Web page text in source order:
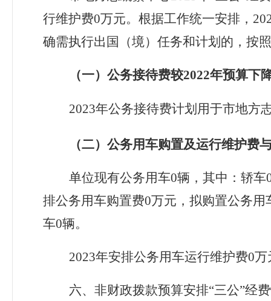
行维护费0万元。根据工作统一安排，
确需执行出国（境）任务和计划的，按照
（一）公务接待费较2022年预算下
2023年公务接待费计划用于市地方
（二）公务用车购置及运行维护费
单位现有公务用车0辆，其中：轿车
排公务用车购置费0万元， 拟购置公务用
车0辆。
2023年安排公务用车运行维护费0万
六、非财政拨款预算安排“三公”经